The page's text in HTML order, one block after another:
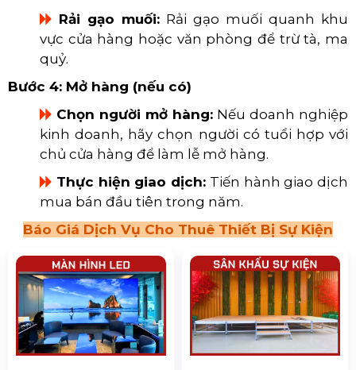
Rải gạo muối: Rải gạo muối quanh khu
vực cửa hàng hoặc văn phòng để trừ tà, ma
quỷ.
Bước 4: Mở hàng (nếu có)
Chọn người mở hàng: Nếu doanh nghiệp
kinh doanh, hãy chọn người có tuổi hợp với
chủ cửa hàng để làm lễ mở hàng.
Thực hiện giao dịch: Tiến hành giao dịch
mua bán đầu tiên trong năm.
Báo Giá Dịch Vụ Cho Thuê Thiết Bị Sự Kiện